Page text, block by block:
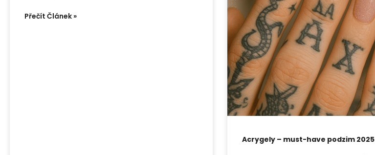
Přečít Článek »
Acrygely – must-have podzim 2025